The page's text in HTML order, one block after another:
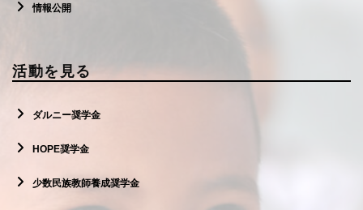
情報公開
活動を見る
ダルニー奨学金
HOPE奨学金
少数民族教師養成奨学金